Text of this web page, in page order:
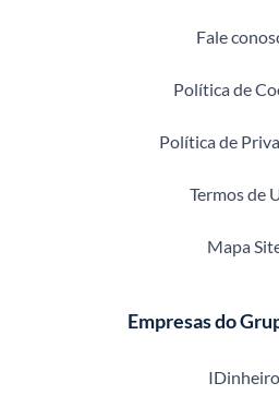
Fale
Política de
Política de
Termos de
Mapa
Empresas do
IDinheiro